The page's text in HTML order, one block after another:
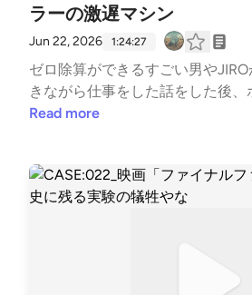
ラーの激遅マシン
Jun 22, 2026 1:24:27
ゼロ除算ができるすごい男や
きながら仕事をした話をした後、
洞施設で意欲をもって開発したの
にナイストライ！
Read more